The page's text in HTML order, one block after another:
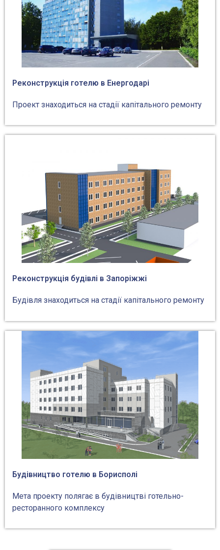
Реконструкція готелю в Енергодарі
Проект знаходиться на стадії капітального ремонту
Реконструкція будівлі в Запоріжжі
Будівля знаходиться на стадії капітального ремонту
Будівництво готелю в Борисполі
Мета проекту полягає в будівництві готельно-
ресторанного комплексу